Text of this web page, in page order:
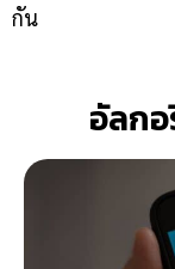
กัน
อัลก